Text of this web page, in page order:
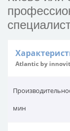
Atlantic by
мин